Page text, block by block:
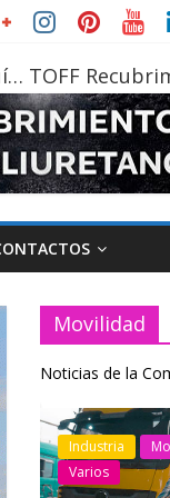
TOFF
Movilidad
Noticias de la
Industria
Varios